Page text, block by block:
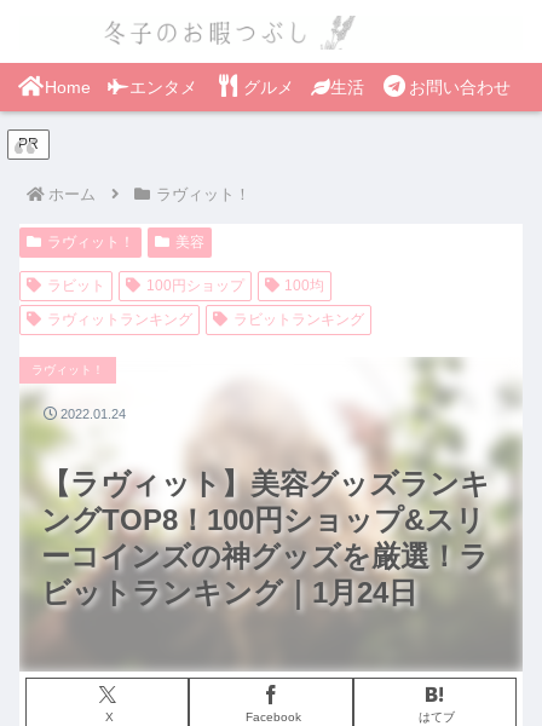
Home エンタメ グルメ 生活 お問い合わせ
PR
ホーム ラヴィット！
ラヴィット！ 美容
ラビット 100円ショップ
100均
ラヴィットランキング
ラビットランキング
【ラヴィット】美容グッズランキ
ングTOP8！100円ショップ&スリ
ーコインズの神グッズを厳選！ラ
ビットランキング｜1月24日
ラヴィット！
X Facebook はてブ
2022.01.24